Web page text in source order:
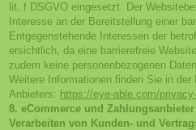
lit. f DSGVO eingesetzt. Der
Interesse an der Bereitstellung einer
Entgegenstehende Interessen der
ersichtlich, da eine barrierefreie
zudem keine personenbezogenen
Weitere Informationen finden Sie in der
Anbieters: https://eye-able.com/
8. eCommerce und Zahlungs­anbieter
Verarbeiten von Kunden- und